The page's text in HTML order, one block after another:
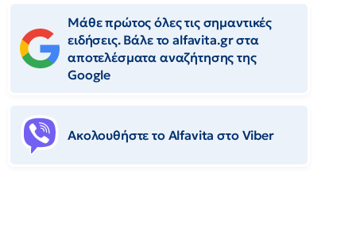
Μάθε πρώτος όλες τις σημαντικές
ειδήσεις. Βάλε το alfavita.gr στα
αποτελέσματα αναζήτησης της
Google
Ακολουθήστε το Αlfavita στο Viber